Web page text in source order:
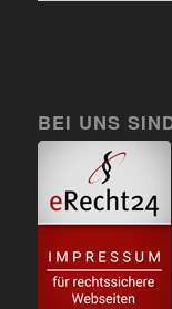
BEI UNS